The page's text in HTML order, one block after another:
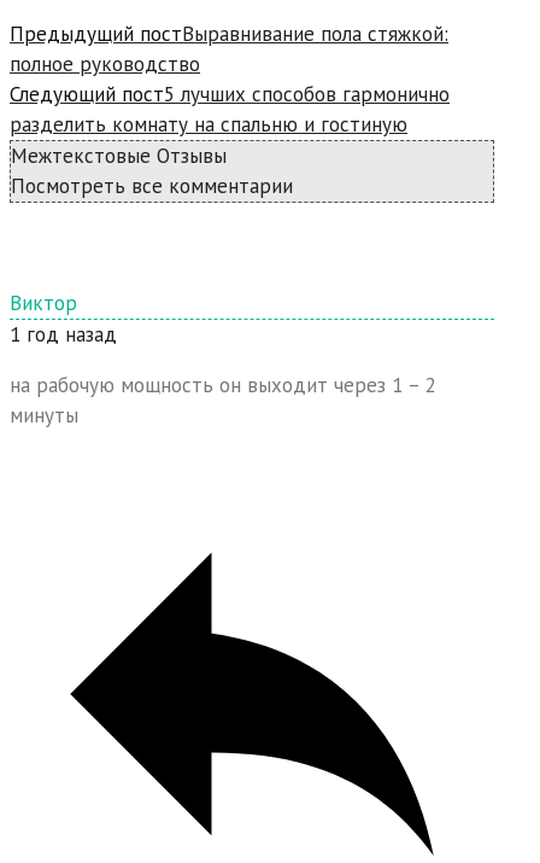
Предыдущий постВыравнивание пола стяжкой:
полное руководство
Следующий пост5 лучших способов гармонично
разделить комнату на спальню и гостиную
Межтекстовые Отзывы
Посмотреть все комментарии
Виктор
1 год назад
на рабочую мощность он выходит через 1 – 2
минуты